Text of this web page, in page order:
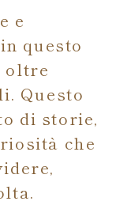
e
questo
oltre
Questo
di storie,
che